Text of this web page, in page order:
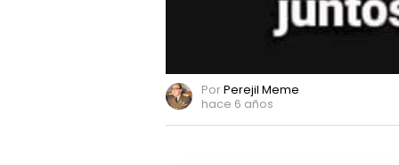
PorPerejil Meme
hace 6 años